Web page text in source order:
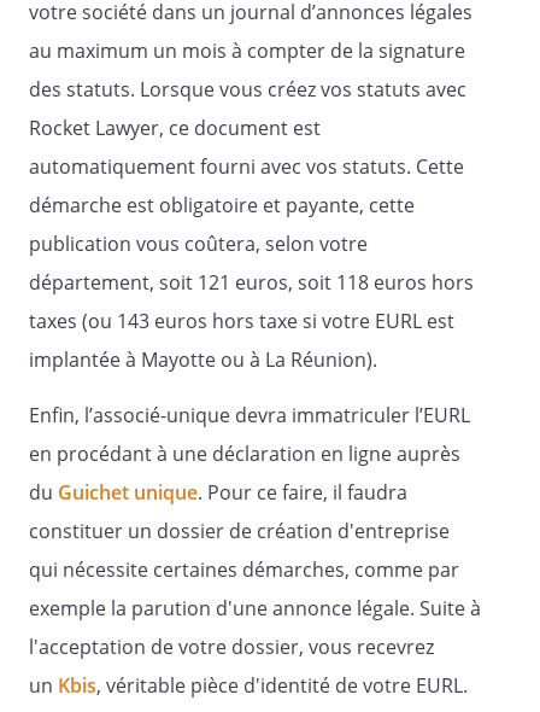
statuts - décide dans les 4 mois qui
suivent l'approbation des comptes
annuels ayant fait apparaître cette perte,
société.
Si la dissolution de la société n'est pas
prononcée, la société est tenue, au plus
tard à la clôture du deuxième exercice
suivant celui au cours duquel la
constatation des pertes est intervenue et
sous réserve de maintenir le capital
minimum légal, de réduire son capital
pertes qui n'ont pu être imputées sur les
réserves, si, dans ce délai, les capitaux
propres n'ont pas été reconstitués à
concurrence d'une valeur au moins égale
à la moitié du capital social.
Article 19 -
Liquidation
votre société dans un journal d’annonces légales
au maximum un mois à compter de la signature
des statuts. Lorsque vous créez vos statuts avec
Rocket Lawyer, ce document est
automatiquement fourni avec vos statuts. Cette
démarche est obligatoire et payante, cette
publication vous coûtera, selon votre
département, soit 121 euros, soit 118 euros hors
taxes (ou 143 euros hors taxe si votre EURL est
implantée à Mayotte ou à La Réunion).
Enfin, l’associé-unique devra immatriculer l’EURL
en procédant à une déclaration en ligne auprès
du Guichet unique. Pour ce faire, il faudra
constituer un dossier de création d'entreprise
qui nécessite certaines démarches, comme par
exemple la parution d'une annonce légale. Suite à
l'acceptation de votre dossier, vous recevrez
un Kbis, véritable pièce d'identité de votre EURL.